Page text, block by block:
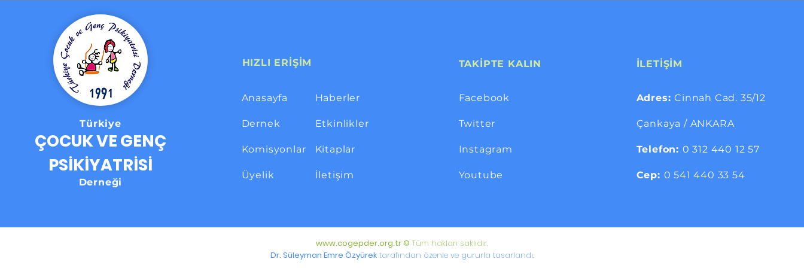
ÇOCUK VE GENÇ
PSİKİYATRİSİ
Derneği
Türkiye
HIZLI ERİŞİM
Anasayfa
Dernek
Komisyonlar
Üyelik
Haberler
Etkinlikler
Kitaplar
İletişim
TAKİPTE KALIN
Facebook
Twitter
Instagram
Youtube
İLETİŞİM
Adres:Cinnah Cad. 35/12
Çankaya / ANKARA
Telefon: 0 312 440 12 57
Cep: 0 541 440 33 54
www.cogepder.org.tr© Tüm hakları saklıdır.
Dr. Süleyman Emre Özyürek tarafından özenle ve gururla tasarlandı.